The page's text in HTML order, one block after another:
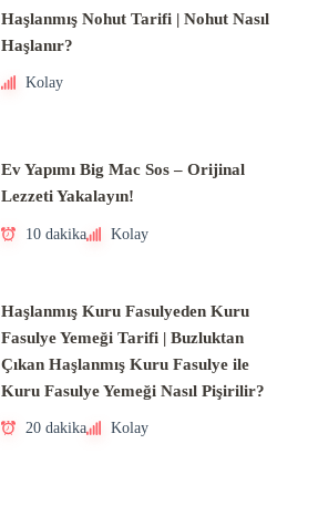
Haşlanmış Nohut Tarifi | Nohut Nasıl
Haşlanır?
Kolay
Ev Yapımı Big Mac Sos – Orijinal
Lezzeti Yakalayın!
10 dakika Kolay
Haşlanmış Kuru Fasulyeden Kuru
Fasulye Yemeği Tarifi | Buzluktan
Çıkan Haşlanmış Kuru Fasulye ile
Kuru Fasulye Yemeği Nasıl Pişirilir?
20 dakika Kolay